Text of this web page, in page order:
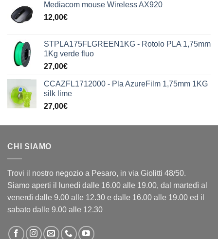
Mediacom mouse Wireless AX920
12,00€
STPLA175FLGREEN1KG - Rotolo PLA 1,75mm
1Kg verde fluo
27,00€
CCAZFL1712000 - Pla AzureFilm 1,75mm 1KG
silk lime
27,00€
CHI SIAMO
Trovi il nostro negozio a Pesaro, in via Giolitti 48/50.
Siamo aperti il lunedì dalle 16.00 alle 19.00, dal martedì al
venerdì dalle 9.00 alle 12.30 e dalle 16.00 alle 19.00 ed il
sabato dalle 9.00 alle 12.30